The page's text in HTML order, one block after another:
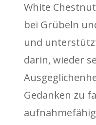
White
bei Grübeln
und
darin, wieder
Gedanken zu